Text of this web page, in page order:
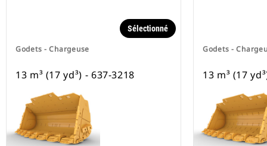
Godets - Chargeuse
Sélectionné
13 m³ (17 yd³) - 637-3218
Godets -
13 m³ (17